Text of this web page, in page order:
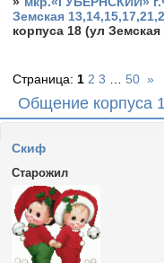
Земская
корпуса 18 (ул Земская
Общение корпуса
Страница: 1 2 3 50 »
Cкиф
Старожил